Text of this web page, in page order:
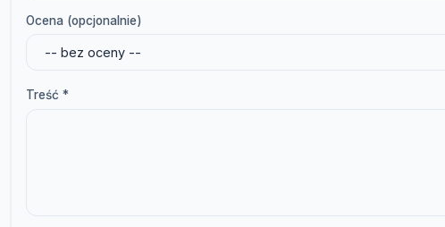
Ocena (opcjonalnie)
Treść *